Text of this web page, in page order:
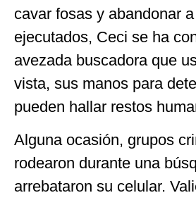
cavar fosas y abandonar
ejecutados, Ceci se ha
avezada buscadora que
vista, sus manos para
pueden hallar restos
Alguna ocasión, grupos
rodearon durante una
arrebataron su celular.